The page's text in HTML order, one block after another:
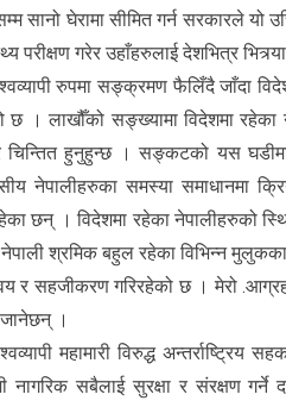
सानो घेरामा सीमित गर्न सरकारले यो
परीक्षण गरेर उहाँहरुलाई देशभित्र
रुपमा सङ्क्रमण फैलिँदै जाँदा
छ । लाखौँको सङ्ख्यामा विदेशमा रहेका
चिन्तित हुनुहुन्छ । सङ्कटको यस घडीमा
नेपालीहरुका समस्या समाधानमा
छन् । विदेशमा रहेका नेपालीहरुको
श्रमिक बहुल रहेका विभिन्न
र सहजीकरण गरिरहेको छ । मेरो
।
महामारी विरुद्ध
नागरिक सबैलाई सुरक्षा र संरक्षण